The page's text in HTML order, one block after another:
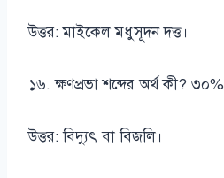
উত্তর: মাইকেল মধুসূদন দত্ত।
১৬. ক্ষণপ্রভা শব্দের অর্থ কী? ৩০%
উত্তর: বিদ্যুৎ বা বিজলি।